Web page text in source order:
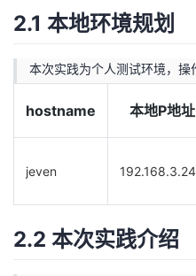
程
认
的
验
我
收
支
声
议
2.1 本地环境规划
本次实践为个人测试环境，操
hostname 本地P地址
jeven
2.2 本次实践介绍